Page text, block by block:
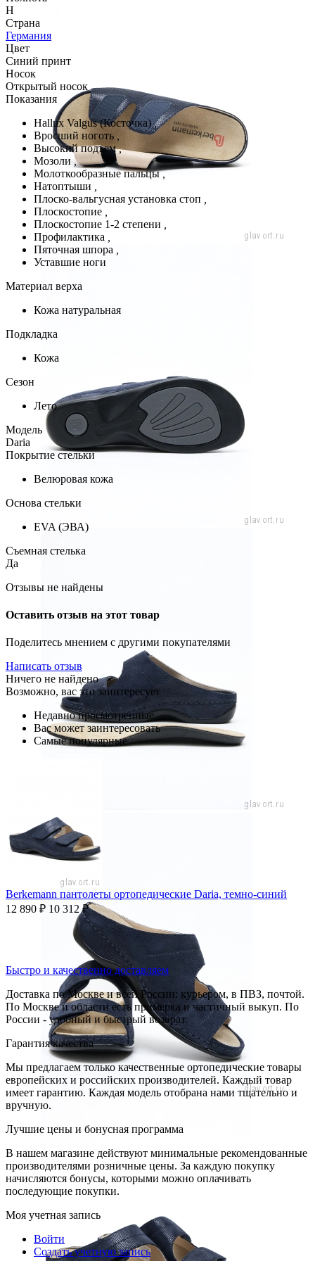
H
Страна
Германия
Цвет
Синий принт
Носок
Открытый носок
Показания
Hallux Valgus (Косточка),
Вросший ноготь
Высокий подъем,
Мозоли,
Молоткообразные пальцы,
Натоптыши
Плоско-вальгусная установка стоп
Плоскостопие
Плоскостопие 1-2 степени
Профилактика
Пяточная шпора
Уставшие ноги
Материал верха
Кожа натуральная
Подкладка
Кожа
Сезон
Лето
Модель
Daria
Покрытие стельки
Велюровая кожа
Основа стельки
EVA (ЭВА)
Съемная стелька
Да
Отзывы не найдены
Оставить отзыв на этот товар
Поделитесь мнением с другими покупателями
Написать отзыв
Ничего не найдено
Возможно, вас это заинтересует
Недавно просмотренные
Вас может заинтересовать
Самые популярные
Berkemann пантолеты ортопедические Daria, темно-синий
12 890 ₽ 10 312 ₽
Быстро и качественно доставляем
Доставка по Москве и всей России: курьером, в ПВЗ, почтой.
По Москве и области есть примерка и частичный выкуп. По
России - удобный и быстрый возврат.
Гарантия качества
Мы предлагаем только качественные ортопедические товары
европейских и российских производителей. Каждый товар
имеет гарантию. Каждая модель отобрана нами тщательно и
вручную.
Лучшие цены и бонусная программа
В нашем магазине действуют минимальные рекомендованные
производителями розничные цены. За каждую покупку
начисляются бонусы, которыми можно оплачивать
последующие покупки.
Моя учетная запись
Войти
Создать учетную запись